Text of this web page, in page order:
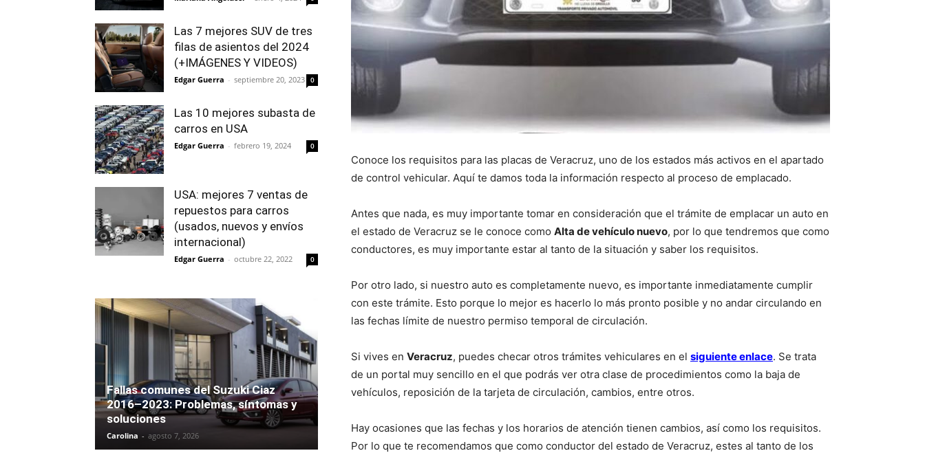
Conoce los requisitos para las placas de Veracruz, uno de los estados más activos en el apartado
de control vehicular. Aquí te damos toda la información respecto al proceso de emplacado.
Antes que nada, es muy importante tomar en consideración que el trámite de emplacar un auto en
el estado de Veracruz se le conoce como Alta de vehículo nuevo, por lo que tendremos que como
conductores, es muy importante estar al tanto de la situación y saber los requisitos.
Por otro lado, si nuestro auto es completamente nuevo, es importante inmediatamente cumplir
con este trámite. Esto porque lo mejor es hacerlo lo más pronto posible y no andar circulando en
las fechas límite de nuestro permiso temporal de circulación.
Si vives en Veracruz, puedes checar otros trámites vehiculares en el siguiente enlace. Se trata
de un portal muy sencillo en el que podrás ver otra clase de procedimientos como la baja de
vehículos, reposición de la tarjeta de circulación, cambios, entre otros.
Hay ocasiones que las fechas y los horarios de atención tienen cambios, así como los requisitos.
Por lo que te recomendamos que como conductor del estado de Veracruz, estes al tanto de los
Las 7 mejores SUV de tres
filas de asientos del 2024
(+IMÁGENES Y VIDEOS)
Edgar Guerra - septiembre 20, 2023 0
Las 10 mejores subasta de
carros en USA
Edgar Guerra - febrero 19, 2024 0
USA: mejores 7 ventas de
repuestos para carros
(usados, nuevos y envíos
internacional)
Edgar Guerra - octubre 22, 2022 0
Fallas comunes del Suzuki Ciaz
2016–2023: Problemas, síntomas y
soluciones
Carolina - agosto 7, 2026